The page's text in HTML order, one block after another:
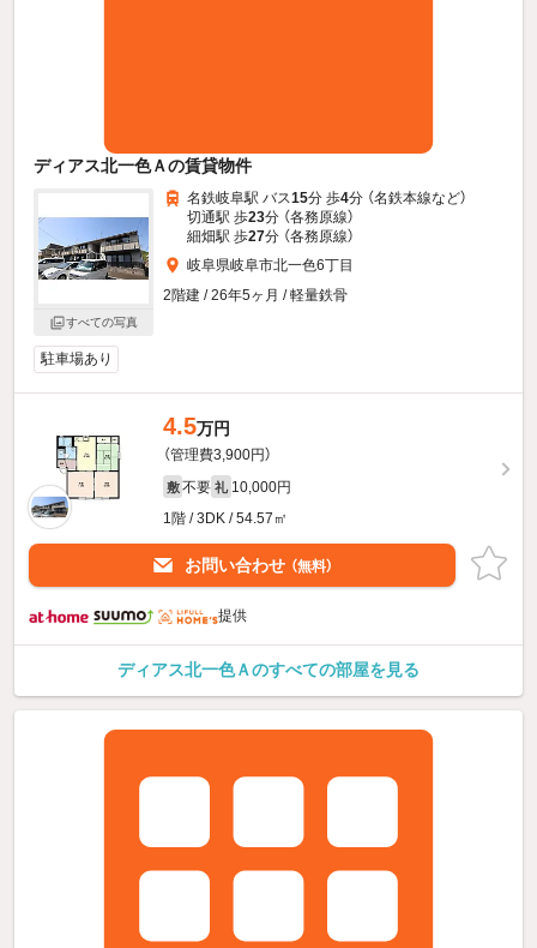
ディアス北一色Ａの賃貸物件
すべての写真
名鉄岐阜駅 バス15分 歩4分 （名鉄本線など）
切通駅 歩23分 （各務原線）
細畑駅 歩27分 （各務原線）
岐阜県岐阜市北一色6丁目
2階建 / 26年5ヶ月 / 軽量鉄骨
駐車場あり
4.5万円
（管理費3,900円）
敷 不要 礼 10,000円
1階 / 3DK / 54.57㎡
お問い合わせ （無料）
提供
ディアス北一色Ａのすべての部屋を見る